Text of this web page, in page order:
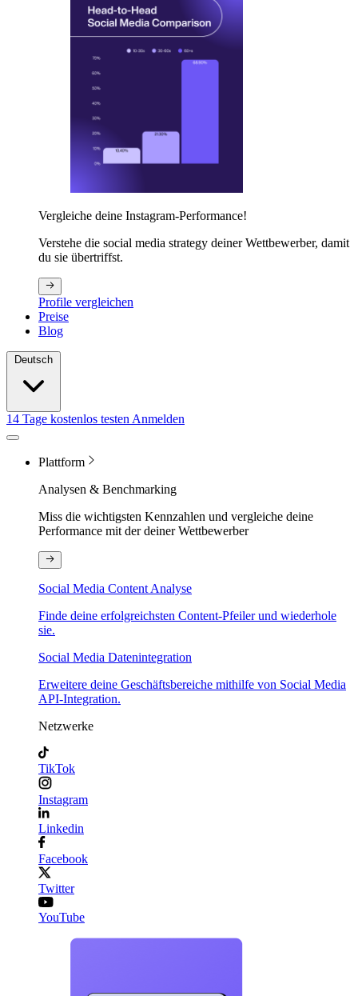
Vergleiche deine Instagram-Performance!
Verstehe die social media strategy deiner Wettbewerber, damit
du sie übertriffst.
Profile vergleichen
Preise
Blog
14 Tage kostenlos testen Anmelden
Plattform
Analysen & Benchmarking
Miss die wichtigsten Kennzahlen und vergleiche deine
Performance mit der deiner Wettbewerber
Social Media Content Analyse
Finde deine erfolgreichsten Content-Pfeiler und wiederhole
sie.
Social Media Datenintegration
Erweitere deine Geschäftsbereiche mithilfe von Social Media
API-Integration.
Netzwerke
TikTok
Instagram
Linkedin
Facebook
Twitter
YouTube